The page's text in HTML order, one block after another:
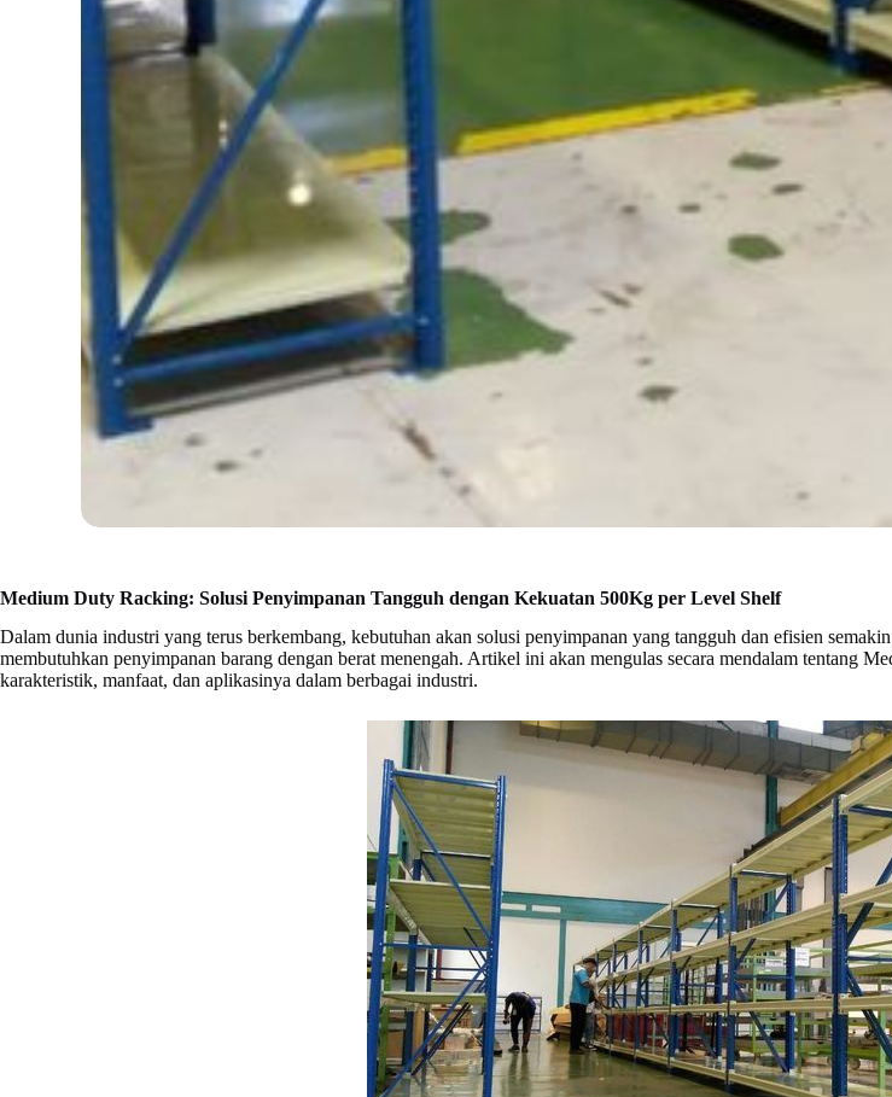
Medium Duty Racking: Solusi Penyimpanan Tangguh dengan Kekuatan 500Kg per Level Shelf
Dalam dunia industri yang terus berkembang, kebutuhan akan solusi penyimpanan yang tangguh dan efisien
membutuhkan penyimpanan barang dengan berat menengah. Artikel ini akan mengulas secara mendalam tentang
karakteristik, manfaat, dan aplikasinya dalam berbagai industri.